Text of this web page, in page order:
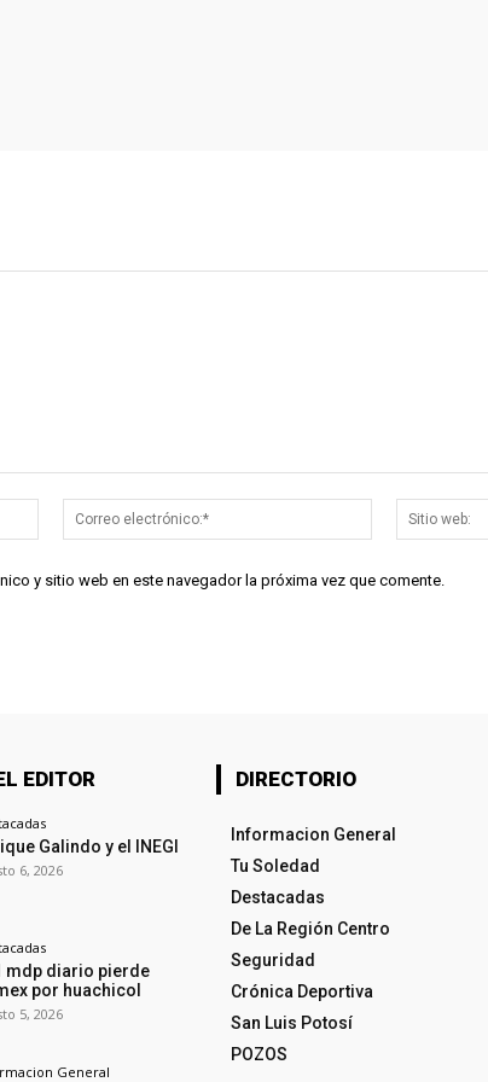
Nombre:*
Correo
electrónico:*
y sitio web en este navegador la próxima vez que comente.
EDITOR
Galindo y el INEGI
6, 2026
mdp diario pierde
por huachicol
5, 2026
General
DIRECTORIO
Informacion General
Tu Soledad
Destacadas
De La Región Centro
Seguridad
Crónica Deportiva
San Luis Potosí
POZOS